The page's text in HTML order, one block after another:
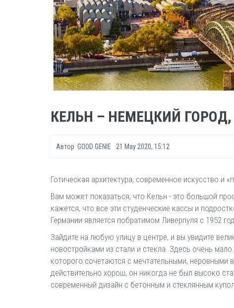
КЕЛЬН – НЕМЕЦКИЙ
Автор GOOD GENIE 21 May 2020, 15:12
Готическая архитектура, современное искусство
Вам может показаться, что Кельн - это большой
кажется, что все эти студенческие кассы и
Германии является побратимом Ливерпуля с 1952
Зайдите на любую улицу в центре, и вы увидите
новостройками из стали и стекла. Здесь очень
которого сочетаются с мечтательными, неровными
действительно хорош, он никогда не был высоко
современный дизайн с бетонным и стеклянным